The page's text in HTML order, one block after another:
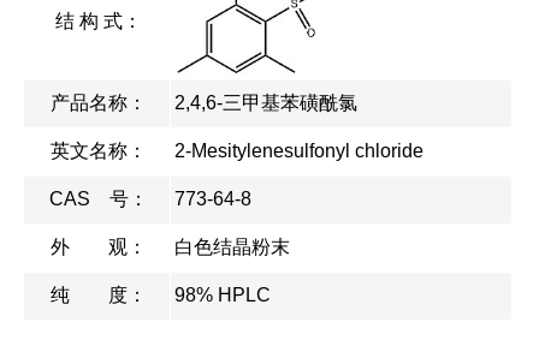
结 构 式：
产品名称： 2,4,6-三甲基苯磺酰氯
英文名称： 2-Mesitylenesulfonyl chloride
CAS 号： 773-64-8
外 观： 白色结晶粉末
纯 度： 98% HPLC